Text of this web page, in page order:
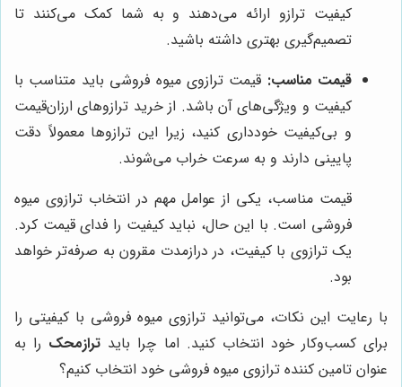
کیفیت ترازو ارائه می‌دهند و به شما کمک می‌کنند تا
تصمیم‌گیری بهتری داشته باشید.
قیمت مناسب: قیمت ترازوی میوه فروشی باید متناسب با
کیفیت و ویژگی‌های آن باشد. از خرید ترازوهای ارزان‌قیمت
و بی‌کیفیت خودداری کنید، زیرا این ترازوها معمولاً دقت
پایینی دارند و به سرعت خراب می‌شوند.
قیمت مناسب، یکی از عوامل مهم در انتخاب ترازوی میوه
فروشی است. با این حال، نباید کیفیت را فدای قیمت کرد.
یک ترازوی با کیفیت، در درازمدت مقرون به صرفه‌تر خواهد
بود.
با رعایت این نکات، می‌توانید ترازوی میوه فروشی با کیفیتی را
برای کسب‌وکار خود انتخاب کنید. اما چرا باید ترازمحک را به
عنوان تامین کننده ترازوی میوه فروشی خود انتخاب کنیم؟